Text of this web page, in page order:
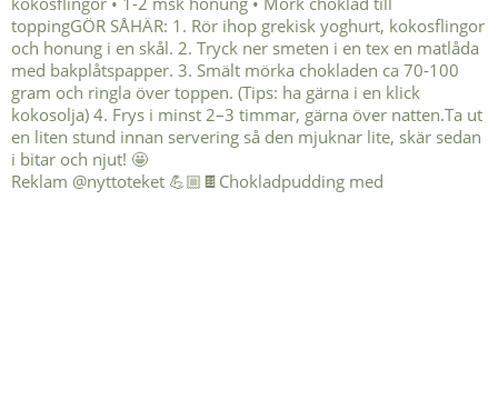
Reklam @nyttoteket 💪🏼🍫Chokladpudding med